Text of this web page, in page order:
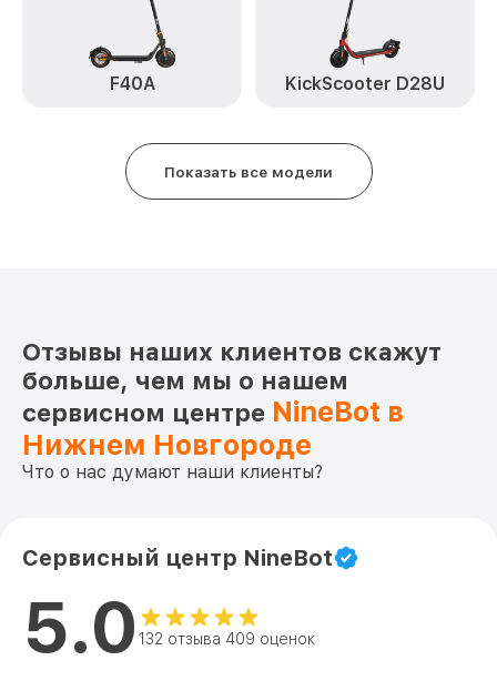
F40A KickScooter D28U
Показать все модели
Отзывы наших клиентов скажут
больше, чем мы о нашем
сервисном центре NineBot в
Нижнем Новгороде
Что о нас думают наши клиенты?
Сервисный центр NineBot
5.0 132 отзыва 409 оценок